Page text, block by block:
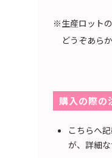
※生産ロット
どうぞあら
購入の際の
こちらへ
が、詳細